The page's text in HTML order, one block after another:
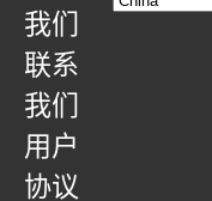
我们
联系
我们
用户
协议